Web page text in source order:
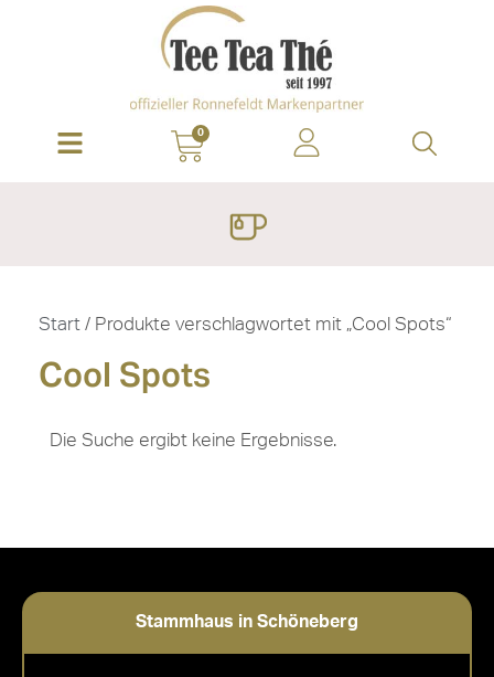
0
Start / Produkte verschlagwortet mit „Cool Spots“
Cool Spots
Die Suche ergibt keine Ergebnisse.
Stammhaus in Schöneberg